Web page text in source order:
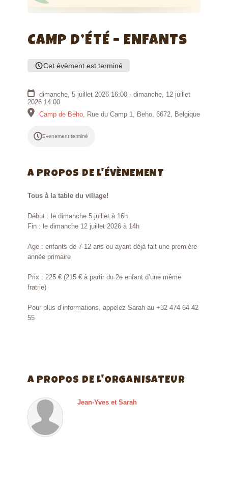
CAMP D’ÉTÉ – ENFANTS
Cet évèment est terminé
dimanche, 5 juillet 2026 16:00 - dimanche, 12 juillet
2026 14:00
Camp de Beho, Rue du Camp 1, Beho, 6672, Belgique
Evenement terminé
A PROPOS DE L'ÉVÈNEMENT
Tous à la table du village!
Début : le dimanche 5 juillet à 16h
Fin : le dimanche 12 juillet 2026 à 14h
Age : enfants de 7-12 ans ou ayant déjà fait une première
année primaire
Prix : 225 € (215 € à partir du 2e enfant d’une même
fratrie)
Pour plus d’informations, appelez Sarah au +32 474 64 42
55
A PROPOS DE L'ORGANISATEUR
Jean-Yves et Sarah